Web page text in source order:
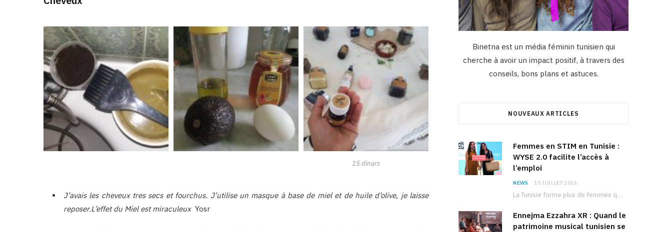
15 dinars
J’avais les cheveux tres secs et fourchus. J’utilise un masque à base de miel et de huile d’olive, je laisse
reposer.L’effet du Miel est miraculeuxYosr
Binetna est un média féminin tunisien qui
cherche à avoir un impact positif, à travers des
conseils, bons plans et astuces.
NOUVEAUX ARTICLES
Femmes en STIM en Tunisie :
WYSE 2.0 facilite l’accès à
l’emploi
NEWS 15 JUILLET 2026
La Tunisie forme plus de femmes que d’hommes dans les filières scientifiques. Pourtant, pour beaucoup…
Ennejma Ezzahra XR : Quand le
patrimoine musical tunisien se